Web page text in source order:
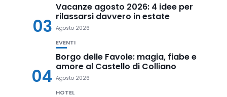
03
Vacanze agosto 2026: 4 idee per
rilassarsi davvero in estate
Agosto 2026
04
EVENTI
Borgo delle Favole: magia, fiabe e
amore al Castello di Colliano
Agosto 2026
HOTEL